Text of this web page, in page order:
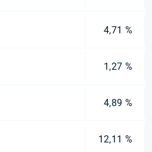
4,71 %
1,27 %
4,89 %
12,11 %